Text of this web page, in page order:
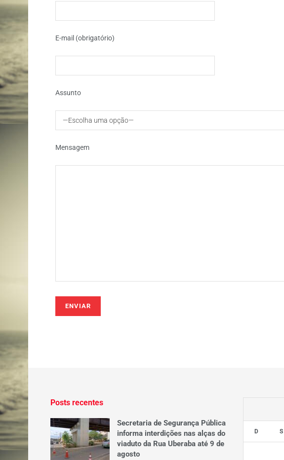
E-mail (obrigatório)
Assunto
—Escolha uma opção—
Mensagem
Posts recentes
Secretaria de Segurança Pública
informa interdições nas alças do
viaduto da Rua Uberaba até 9 de
agosto
D S